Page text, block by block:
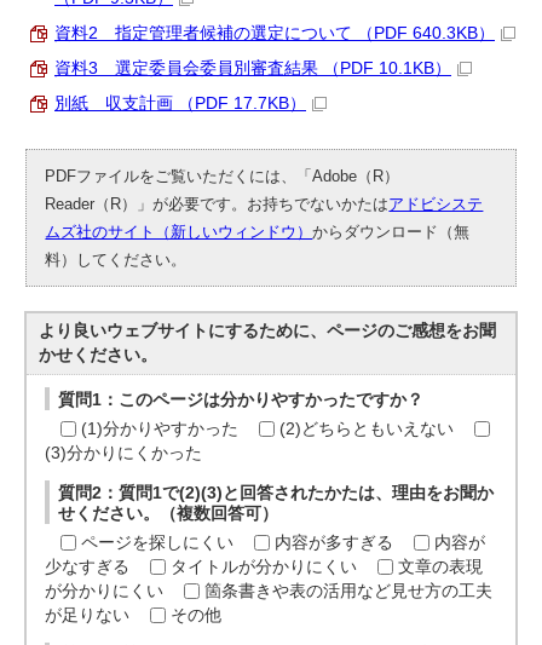
資料2 指定管理者候補の選定について （PDF 640.3KB）
資料3 選定委員会委員別審査結果 （PDF 10.1KB）
別紙 収支計画 （PDF 17.7KB）
PDFファイルをご覧いただくには、「Adobe（R）
Reader（R）」が必要です。お持ちでないかたはアドビシステ
ムズ社のサイト（新しいウィンドウ）からダウンロード（無
料）してください。
より良いウェブサイトにするために、ページのご感想をお聞
かせください。
質問1：このページは分かりやすかったですか？
(1)分かりやすかった
(2)どちらともいえない
(3)分かりにくかった
質問2：質問1で(2)(3)と回答されたかたは、理由をお聞か
せください。（複数回答可）
ページを探しにくい
内容が多すぎる
内容が
少なすぎる
タイトルが分かりにくい
文章の表現
が分かりにくい
箇条書きや表の活用など見せ方の工夫
が足りない
その他